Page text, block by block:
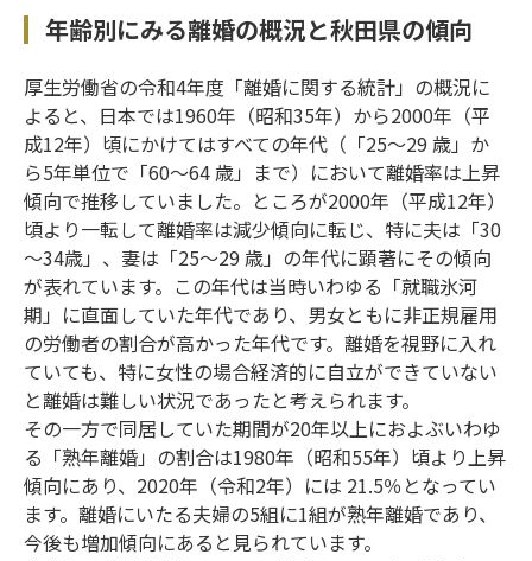
年齢別にみる離婚の概況と秋田県の傾向
厚生労働省の令和4年度「離婚に関する統計」の概況に
よると、日本では1960年（昭和35年）から2000年（平
成12年）頃にかけてはすべての年代（「25～29 歳」か
ら5年単位で「60～64 歳」まで）において離婚率は上昇
傾向で推移していました。ところが2000年（平成12年）
頃より一転して離婚率は減少傾向に転じ、特に夫は「30
～34歳」、妻は「25～29 歳」の年代に顕著にその傾向
が表れています。この年代は当時いわゆる「就職氷河
期」に直面していた年代であり、男女ともに非正規雇用
の労働者の割合が高かった年代です。離婚を視野に入れ
ていても、特に女性の場合経済的に自立ができていない
と離婚は難しい状況であったと考えられます。
その一方で同居していた期間が20年以上におよぶいわゆ
る「熟年離婚」の割合は1980年（昭和55年）頃より上昇
傾向にあり、2020年（令和2年）には 21.5％となってい
ます。離婚にいたる夫婦の5組に1組が熟年離婚であり、
今後も増加傾向にあると見られています。